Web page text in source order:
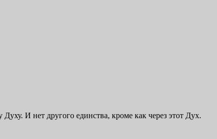
И нет другого единства, кроме как через этот Дух.